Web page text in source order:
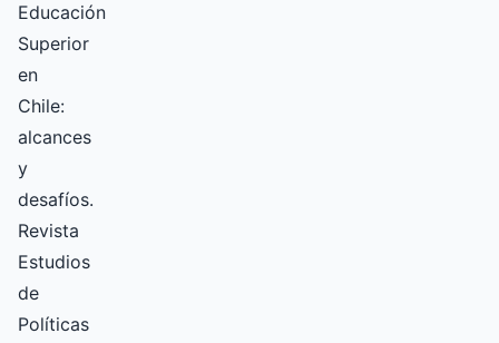
Educación
Superior
en
Chile:
alcances
y
desafíos.
Revista
Estudios
de
Políticas